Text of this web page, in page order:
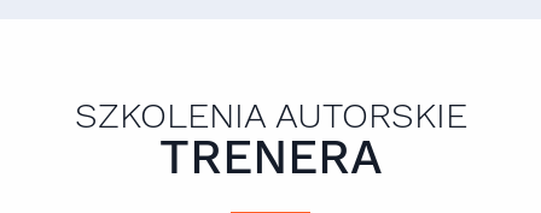
SZKOLENIA AUTORSKIE
TRENERA